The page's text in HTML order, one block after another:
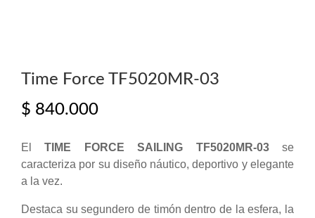
Time Force TF5020MR-03
$ 840.000
ElTIME FORCE SAILING TF5020MR-03se
caracteriza por su diseño náutico, deportivo y elegante
a la vez.
Destaca su segundero de timón dentro de la esfera, la